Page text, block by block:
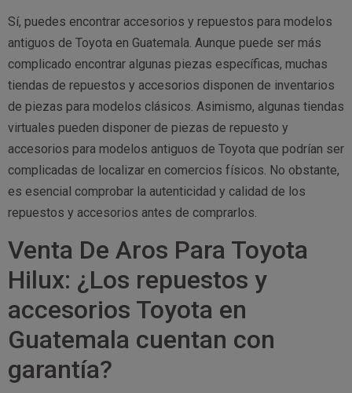
Sí, puedes encontrar accesorios y repuestos para modelos
antiguos de Toyota en Guatemala. Aunque puede ser más
complicado encontrar algunas piezas específicas, muchas
tiendas de repuestos y accesorios disponen de inventarios
de piezas para modelos clásicos. Asimismo, algunas tiendas
virtuales pueden disponer de piezas de repuesto y
accesorios para modelos antiguos de Toyota que podrían ser
complicadas de localizar en comercios físicos. No obstante,
es esencial comprobar la autenticidad y calidad de los
repuestos y accesorios antes de comprarlos.
Venta De Aros Para Toyota
Hilux: ¿Los repuestos y
accesorios Toyota en
Guatemala cuentan con
garantía?